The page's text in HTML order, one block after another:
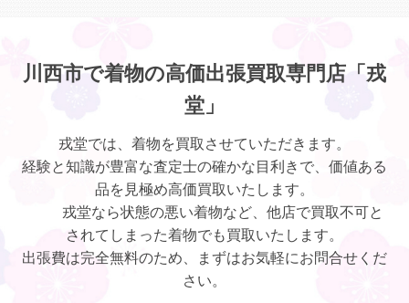
川西市で着物の高価出張買取専門店「戎
堂」
戎堂では、着物を買取させていただきます。
経験と知識が豊富な査定士の確かな目利きで、価値ある
品を見極め高価買取いたします。
戎堂なら状態の悪い着物など、他店で買取不可と
されてしまった着物でも買取いたします。
出張費は完全無料のため、まずはお気軽にお問合せくだ
さい。